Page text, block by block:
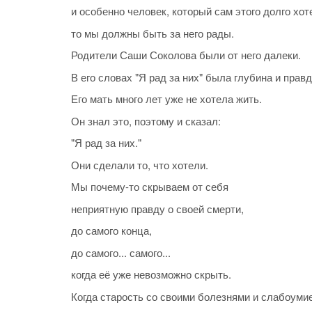
и особенно человек, который сам этого долго
то мы должны быть за него рады.
Родители Саши Соколова были от него далеки.
В его словах "Я рад за них" была глубина и
Его мать много лет уже не хотела жить.
Он знал это, поэтому и сказал:
"Я рад за них."
Они сделали то, что хотели.
Мы почему-то скрываем от себя
неприятную правду о своей смерти,
до самого конца,
до самого... самого...
когда её уже невозможно скрыть.
Когда старость со своими болезнями и